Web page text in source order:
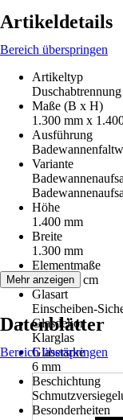
Artikeldetails
Bereich überspringen
Artikeltyp
Duschabtrennung
Maße (B x H)
1.300 mm x
Ausführung
Variante
Höhe
1.400 mm
Breite
1.300 mm
Elementmaße
130 x140 cm
Glasart
Einscheiben-
Glasdekor
Klarglas
Glasstärke
6 mm
Beschichtung
Besonderheiten
Mehr anzeigen
Datenblätter
Bereich überspringen